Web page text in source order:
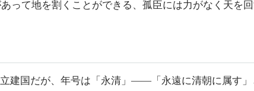
て地を割くことができる、孤臣には力がなく天を回
建国だが、年号は「永清」——「永遠に清朝に属す」